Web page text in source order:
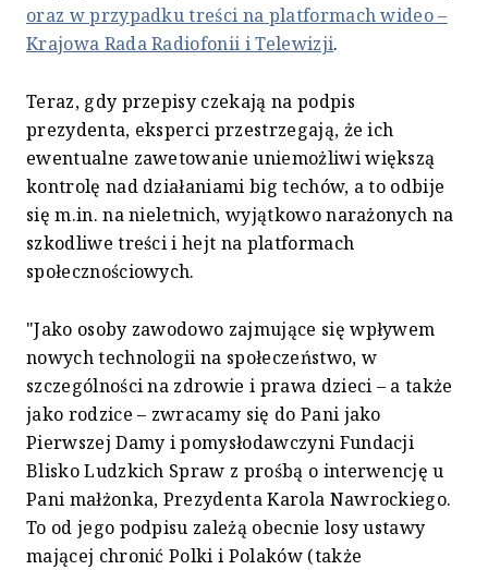
oraz w przypadku treści na platformach wideo –
Krajowa Rada Radiofonii i Telewizji.
Teraz, gdy przepisy czekają na podpis
prezydenta, eksperci przestrzegają, że ich
ewentualne zawetowanie uniemożliwi większą
kontrolę nad działaniami big techów, a to odbije
się m.in. na nieletnich, wyjątkowo narażonych na
szkodliwe treści i hejt na platformach
społecznościowych.
"Jako osoby zawodowo zajmujące się wpływem
nowych technologii na społeczeństwo, w
szczególności na zdrowie i prawa dzieci – a także
jako rodzice – zwracamy się do Pani jako
Pierwszej Damy i pomysłodawczyni Fundacji
Blisko Ludzkich Spraw z prośbą o interwencję u
Pani małżonka, Prezydenta Karola Nawrockiego.
To od jego podpisu zależą obecnie losy ustawy
mającej chronić Polki i Polaków (także